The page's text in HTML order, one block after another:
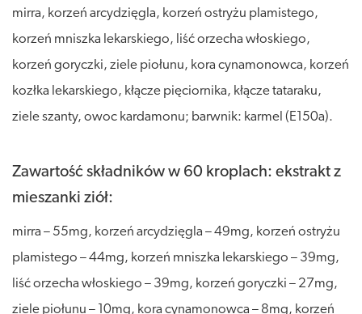
mirra, korzeń arcydzięgla, korzeń ostryżu plamistego,
korzeń mniszka lekarskiego, liść orzecha włoskiego,
korzeń goryczki, ziele piołunu, kora cynamonowca, korzeń
kozłka lekarskiego, kłącze pięciornika, kłącze tataraku,
ziele szanty, owoc kardamonu; barwnik: karmel (E150a).
Zawartość składników w 60 kroplach: ekstrakt z
mieszanki ziół:
mirra – 55mg, korzeń arcydzięgla – 49mg, korzeń ostryżu
plamistego – 44mg, korzeń mniszka lekarskiego – 39mg,
liść orzecha włoskiego – 39mg, korzeń goryczki – 27mg,
ziele piołunu – 10mg, kora cynamonowca – 8mg, korzeń